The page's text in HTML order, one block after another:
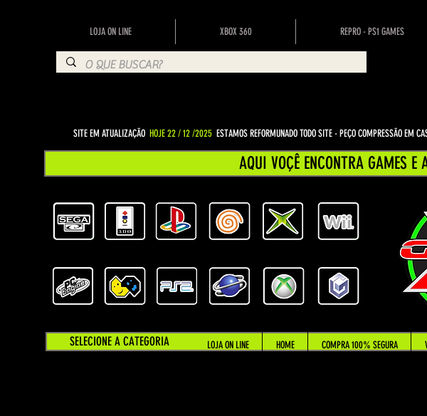
LOJA ON LINE XBOX 360 REPRO - PS1 GAMES
SELECIONE A CATEGORIA
AQUI VOÇÊ ENCONTRA GAMES E
SITE EM ATUALIZAÇÃO HOJE 22 / 12 /2025 ESTAMOS REFORMUNADO TODO SITE - PEÇO COMPRESSÃO EM
LOJA ON LINE HOME COMPRA 100% SEGURA